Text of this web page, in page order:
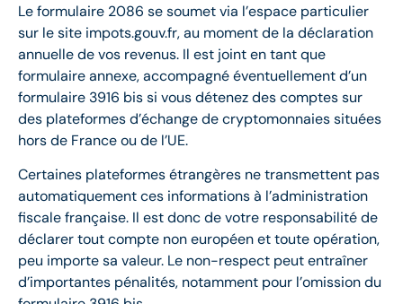
Le formulaire 2086 se soumet via l’espace particulier
sur le site impots.gouv.fr, au moment de la déclaration
annuelle de vos revenus. Il est joint en tant que
formulaire annexe, accompagné éventuellement d’un
formulaire 3916 bis si vous détenez des comptes sur
des plateformes d’échange de cryptomonnaies situées
hors de France ou de l’UE.
Certaines plateformes étrangères ne transmettent pas
automatiquement ces informations à l’administration
fiscale française. Il est donc de votre responsabilité de
déclarer tout compte non européen et toute opération,
peu importe sa valeur. Le non-respect peut entraîner
d’importantes pénalités, notamment pour l’omission du